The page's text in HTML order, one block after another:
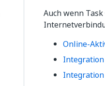
Auch wenn
Online-